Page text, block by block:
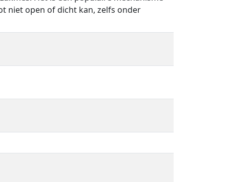
niet open of dicht kan, zelfs onder